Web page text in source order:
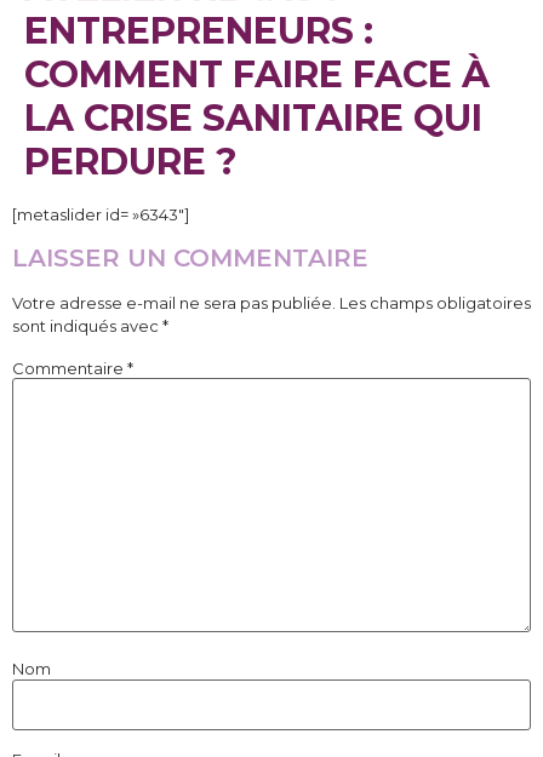
ENTREPRENEURS :
COMMENT FAIRE FACE À
LA CRISE SANITAIRE QUI
PERDURE ?
[metaslider id= »6343″]
LAISSER UN COMMENTAIRE
Votre adresse e-mail ne sera pas publiée. Les champs obligatoires
sont indiqués avec *
Commentaire *
Nom